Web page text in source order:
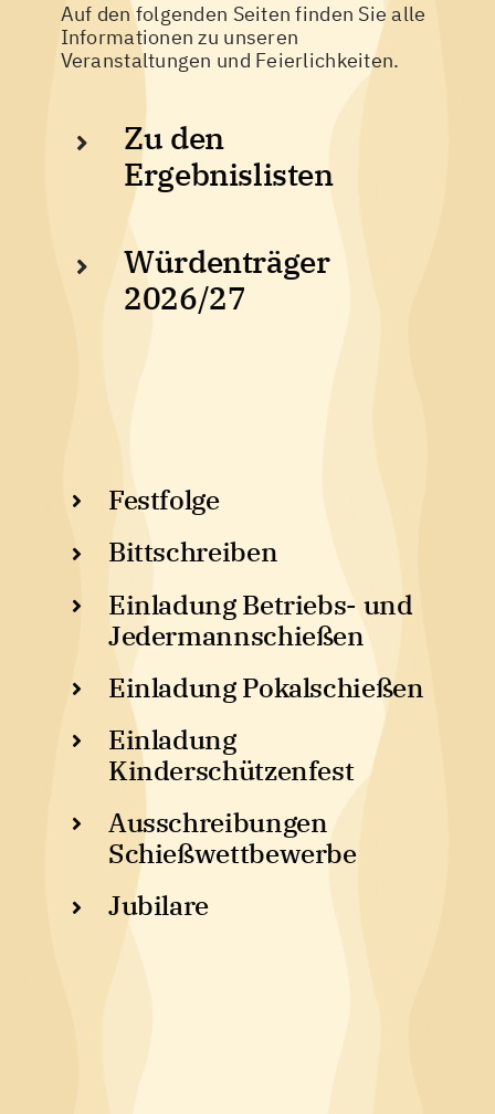
Auf den folgenden Seiten finden Sie alle
Informationen zu unseren
Veranstaltungen und Feierlichkeiten.
Zu den
Ergebnislisten
Würdenträger
2026/27
Festfolge
Bittschreiben
Einladung Betriebs- und
Jedermannschießen
Einladung Pokalschießen
Einladung
Kinderschützenfest
Ausschreibungen
Schießwettbewerbe
Jubilare